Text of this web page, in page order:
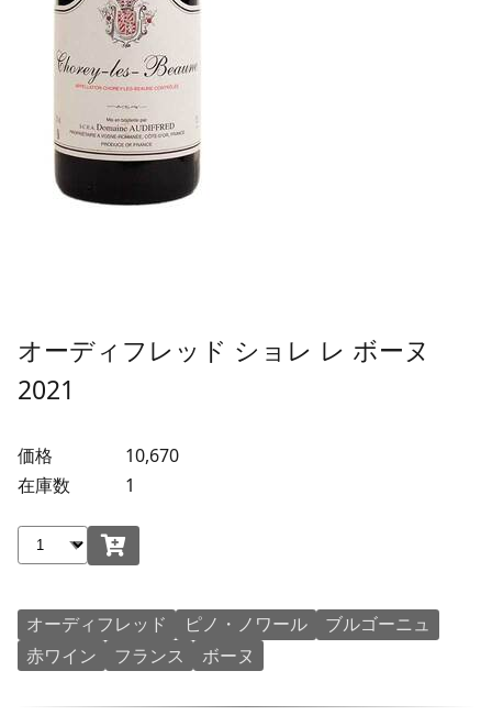
オーディフレッド ショレ レ ボーヌ
2021
価格
10,670
在庫数
1
オーディフレッド ピノ・ノワール
ブルゴーニュ
赤ワイン
フランス ボーヌ